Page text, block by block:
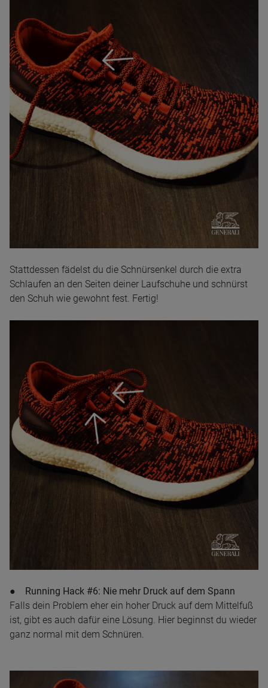
Stattdessen fädelst du die Schnürsenkel durch die extra
Schlaufen an den Seiten deiner Laufschuhe und schnürst
den Schuh wie gewohnt fest. Fertig!
● Running Hack #6: Nie mehr Druck auf dem Spann
Falls dein Problem eher ein hoher Druck auf dem Mittelfuß
ist, gibt es auch dafür eine Lösung. Hier beginnst du wieder
ganz normal mit dem Schnüren.